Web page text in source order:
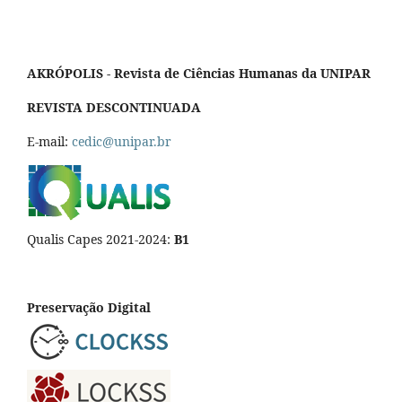
AKRÓPOLIS - Revista de Ciências Humanas da UNIPAR
REVISTA DESCONTINUADA
E-mail: cedic@unipar.br
Qualis Capes 2021-2024: B1
Preservação Digital